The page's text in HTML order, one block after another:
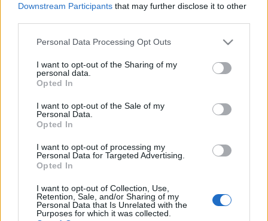
Downstream Participants that may further disclose it to other
Please note that this website/app uses one or more Google
not limited to your visit or usage behaviour. You may click to
grant or deny consent to Google and its third-party tags to
use your data for below specified purposes in below Google
consent section.
Personal Data Processing Opt Outs
I want to opt-out of the Sharing of my
personal data.
Opted In
I want to opt-out of the Sale of my
Personal Data.
Opted In
I want to opt-out of processing my
Personal Data for Targeted Advertising.
Opted In
I want to opt-out of Collection, Use,
Retention, Sale, and/or Sharing of my
Personal Data that Is Unrelated with the
Purposes for which it was collected.
Információszabadság és mesterséges
intelligencia: Mit tanulhatunk a brit
hatósági útmutatóból?
poklaszlo•2026. május 22.